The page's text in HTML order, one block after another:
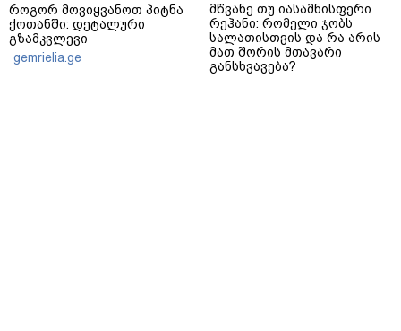
როგორ მოვიყვანოთ პიტნა
ქოთანში: დეტალური
გზამკვლევი
gemrielia.ge
მწვანე თუ იასამნისფერი
რეჰანი: რომელი ჯობს
სალათისთვის და რა არის
მათ შორის მთავარი
განსხვავება?